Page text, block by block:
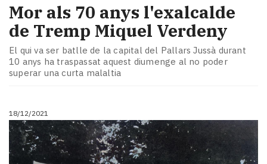
Mor als 70 anys l'exalcalde
de Tremp Miquel Verdeny
El qui va ser batlle de la capital del Pallars Jussà durant
10 anys ha traspassat aquest diumenge al no poder
superar una curta malaltia
18/12/2021